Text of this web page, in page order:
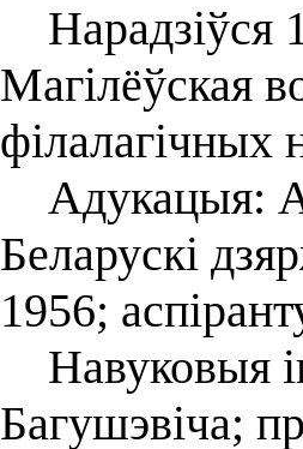
Нарадзіўся
Магілёўская
філалагічных
Адукацыя:
Беларускі
1956;
Навуковыя
Багушэвіча;